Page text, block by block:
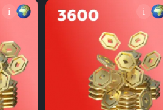
i i